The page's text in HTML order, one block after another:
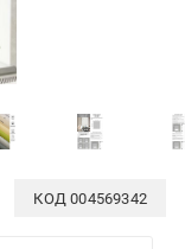
КОД004569342